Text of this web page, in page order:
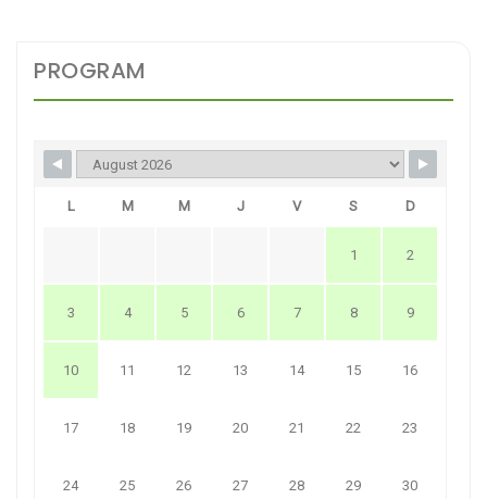
PROGRAM
L M M J V S D
1 2
3 4 5 6 7 8 9
10 11 12 13 14 15 16
17 18 19 20 21 22 23
24 25 26 27 28 29 30